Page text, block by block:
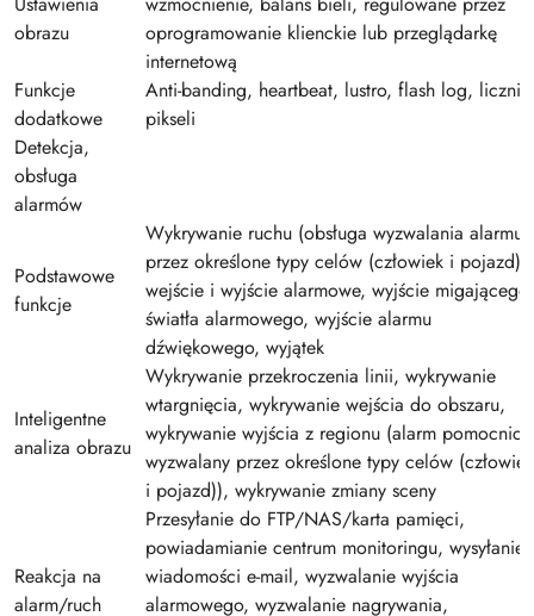
obrazu
oprogramowanie klienckie lub przeglądarkę
internetową
Funkcje
dodatkowe
Anti-banding, heartbeat, lustro, flash log, licznik
pikseli
Detekcja,
obsługa
alarmów
Podstawowe
funkcje
Wykrywanie ruchu (obsługa wyzwalania alarmu
przez określone typy celów (człowiek i pojazd)),
wejście i wyjście alarmowe, wyjście migającego
światła alarmowego, wyjście alarmu
dźwiękowego, wyjątek
Inteligentne
analiza obrazu
Wykrywanie przekroczenia linii, wykrywanie
wtargnięcia, wykrywanie wejścia do obszaru,
wykrywanie wyjścia z regionu (alarm
wyzwalany przez określone typy celów (człowiek
i pojazd)), wykrywanie zmiany sceny
Reakcja na
alarm/ruch
Przesyłanie do FTP/NAS/karta pamięci,
powiadamianie centrum monitoringu, wysyłanie
wiadomości e-mail, wyzwalanie wyjścia
alarmowego, wyzwalanie nagrywania,